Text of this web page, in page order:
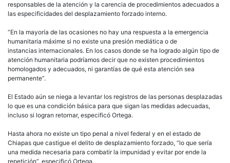
responsables de la atención y la carencia de procedimientos adecuados a
las especificidades del desplazamiento forzado interno.
“En la mayoría de las ocasiones no hay una respuesta a la emergencia
humanitaria máxime si no existe una presión mediática o de
instancias internacionales. En los casos donde se ha logrado algún tipo de
atención humanitaria podríamos decir que no existen procedimientos
homologados y adecuados, ni garantías de qué esta atención sea
permanente”.
El Estado aún se niega a levantar los registros de las personas desplazadas
lo que es una condición básica para que sigan las medidas adecuadas,
incluso si logran retornar, especificó Ortega.
Hasta ahora no existe un tipo penal a nivel federal y en el estado de
Chiapas que castigue el delito de desplazamiento forzado, “lo que sería
una medida necesaria para combatir la impunidad y evitar por ende la
repetición”, especificó Ortega.